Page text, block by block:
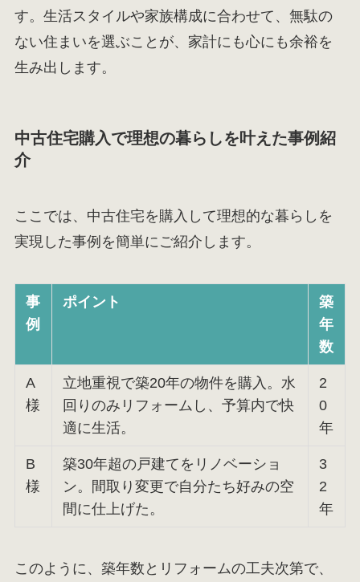
す。生活スタイルや家族構成に合わせて、無駄の
ない住まいを選ぶことが、家計にも心にも余裕を
生み出します。
中古住宅購入で理想の暮らしを叶えた事例紹
介
ここでは、中古住宅を購入して理想的な暮らしを
実現した事例を簡単にご紹介します。
事
例
ポイント
築
年
数
A
様
立地重視で築20年の物件を購入。水
回りのみリフォームし、予算内で快
適に生活。
2
0
年
B
様
築30年超の戸建てをリノベーショ
ン。間取り変更で自分たち好みの空
間に仕上げた。
3
2
年
このように、築年数とリフォームの工夫次第で、